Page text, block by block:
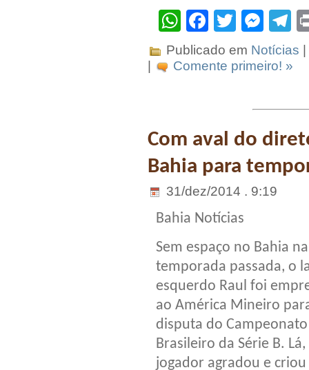
WhatsApp
Facebook
Twitter
Publicado em Notícias
Comente primeiro! »
Com aval do
Bahia para
31/dez/2014 . 9:19
Bahia Notícias
Sem espaço no Bahia na
temporada passada, o
esquerdo Raul foi
ao América Mineiro
disputa do Campeonato
Brasileiro da Série B. Lá,
jogador agradou e